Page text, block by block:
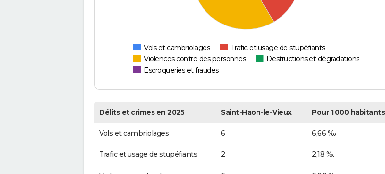
Vols et cambriolages
Trafic et usage de stupéfiants
Violences contre des personnes
Destructions et dégradations
Escroqueries et fraudes
Délits et crimes en 2025 Saint-Haon-le-Vieux Pour 1 000 habitants
Vols et cambriolages 6 6,66 ‰
Trafic et usage de stupéfiants 2 2,18 ‰